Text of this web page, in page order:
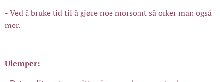
- Ved å bruke tid til å gjøre noe morsomt så orker man også
mer.
Ulemper: